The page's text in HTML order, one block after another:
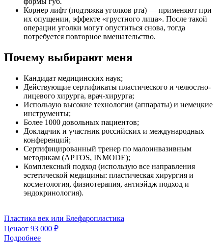
Корнер лифт (подтяжка уголков рта) — применяют при
их опущении, эффекте «грустного лица». После такой
операции уголки могут опуститься снова, тогда
потребуется повторное вмешательство.
Почему выбирают меня
Кандидат медицинских наук;
Действующие сертификаты пластического и челюстно-
лицевого хирурга, врач-хирурга;
Использую высокие технологии (аппараты) и немецкие
инструменты;
Более 1000 довольных пациентов;
Докладчик и участник российских и международных
конференций;
Сертифицированный тренер по малоинвазивным
методикам (APTOS, INMODE);
Комплексный подход (использую все направления
эстетической медицины: пластическая хирургия и
косметология, физиотерапия, антиэйдж подход и
эндокринология).
Пластика век или Блефаропластика
Ценаот 93 000 ₽
Подробнее